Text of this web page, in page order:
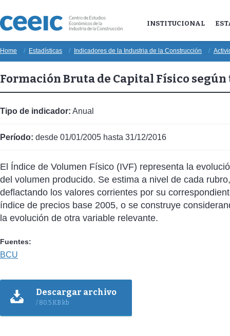
INSTITUCIONAL
Home Estadísticas Indicadores de la Industria de la Construcción
Formación Bruta de Capital Físico
Tipo de indicador: Anual
Período: desde 01/01/2005 hasta 31/12/2016
El Índice de Volumen Físico (IVF) representa la
del volumen producido. Se estima a nivel de cada rubro,
deflactando los valores corrientes por su
índice de precios base 2005, o se construye
la evolución de otra variable relevante.
Fuentes:
BCU
Descargar archivo
/ 80.5 KB kb